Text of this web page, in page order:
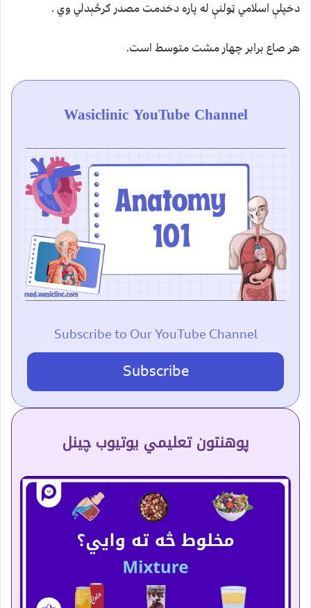
دخپلې اسلامي ټولنې له پاره دخدمت مصدر ګرځېدلي وي .
هر صاع برابر چهار مشت متوسط است.
Wasiclinic YouTube Channel
Subscribe to Our YouTube Channel
Subscribe
پوهنتون تعلیمي یوتیوب چینل